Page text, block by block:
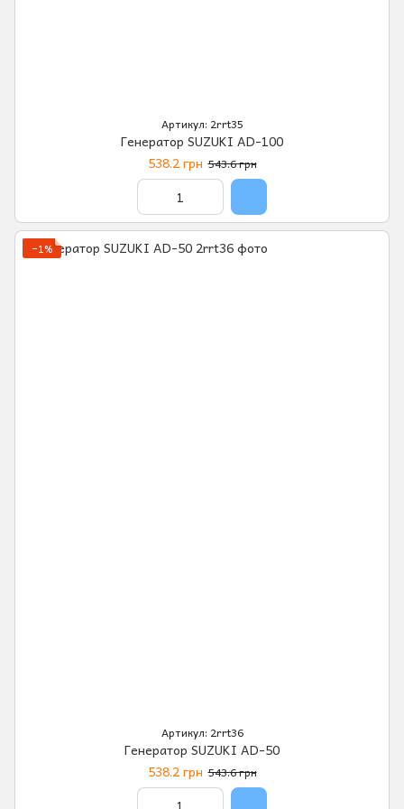
Артикул: 2rrt35
Генератор SUZUKI AD-100
538.2 грн 543.6 грн
−1%
Артикул: 2rrt36
Генератор SUZUKI AD-50
538.2 грн 543.6 грн